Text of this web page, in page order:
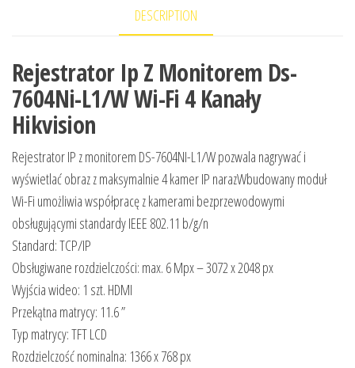
DESCRIPTION
Rejestrator Ip Z Monitorem Ds-
7604Ni-L1/W Wi-Fi 4 Kanały
Hikvision
Rejestrator IP z monitorem DS-7604NI-L1/W pozwala nagrywać i
wyświetlać obraz z maksymalnie 4 kamer IP narazWbudowany moduł
Wi-Fi umożliwia współpracę z kamerami bezprzewodowymi
obsługującymi standardy IEEE 802.11 b/g/n
Standard: TCP/IP
Obsługiwane rozdzielczości: max. 6 Mpx – 3072 x 2048 px
Wyjścia wideo: 1 szt. HDMI
Przekątna matrycy: 11.6 ”
Typ matrycy: TFT LCD
Rozdzielczość nominalna: 1366 x 768 px